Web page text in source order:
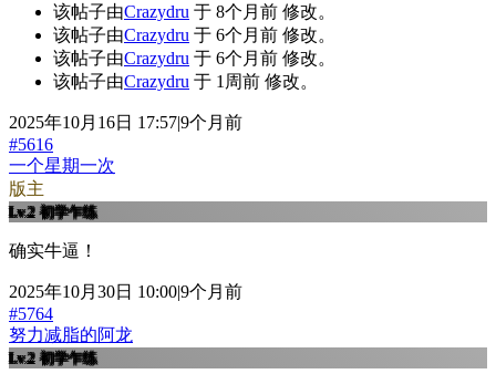
该帖子由Crazydru 于 8个月前 修改。
该帖子由Crazydru 于 6个月前 修改。
该帖子由Crazydru 于 6个月前 修改。
该帖子由Crazydru 于 1周前 修改。
2025年10月16日 17:57|9个月前
#5616
一个星期一次
版主
Lv.2 初学乍练
确实牛逼！
2025年10月30日 10:00|9个月前
#5764
努力减脂的阿龙
Lv.2 初学乍练